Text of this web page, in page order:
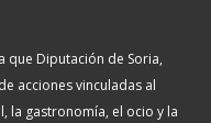
que Diputación de Soria,
acciones vinculadas al
la gastronomía, el ocio y la